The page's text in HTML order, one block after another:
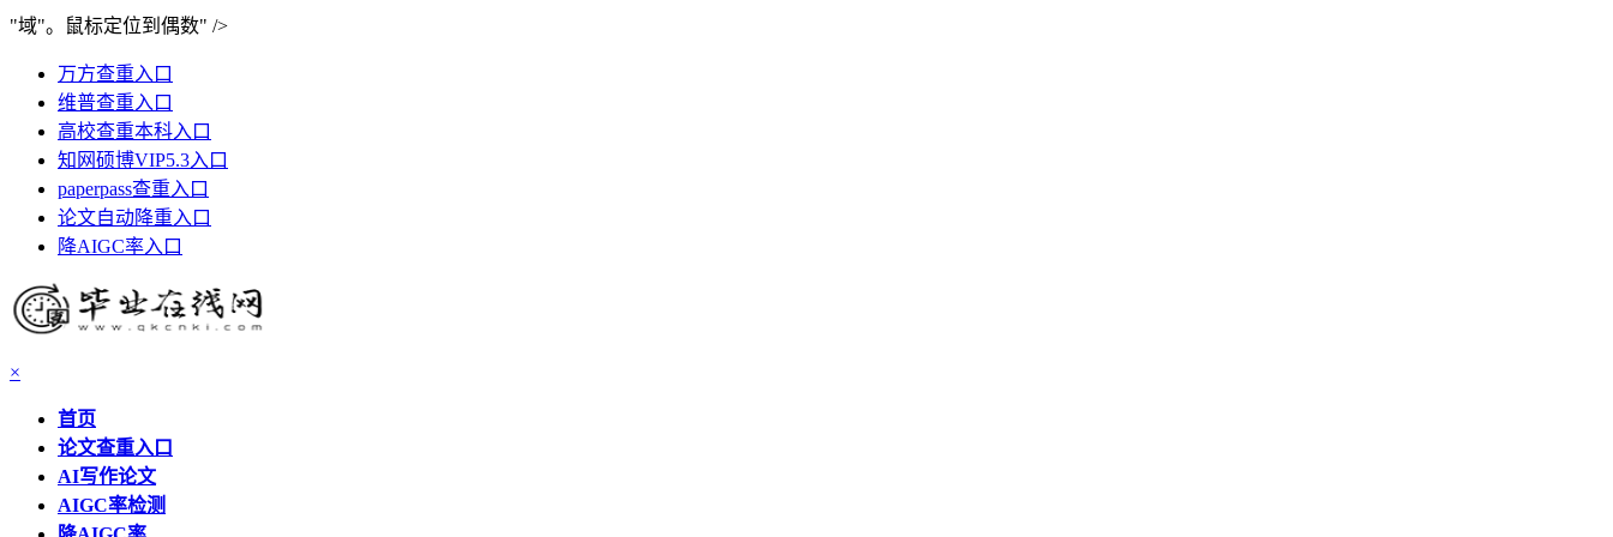
"域"。鼠标定位到偶数" />
万方查重入口
维普查重入口
高校查重本科入口
知网硕博VIP5.3入口
paperpass查重入口
论文自动降重入口
降AIGC率入口
×
首页
论文查重入口
AI写作论文
AIGC率检测